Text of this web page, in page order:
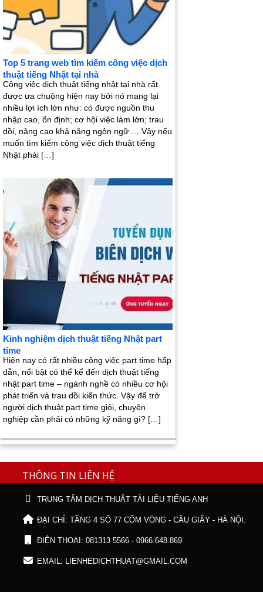
Top 5 trang web tìm kiếm công việc dịch
thuật tiếng Nhật tại nhà
Công việc dịch thuật tiếng nhật tại nhà rất
được ưa chuộng hiện nay bởi nó mang lại
nhiều lợi ích lớn như: có được nguồn thu
nhập cao, ổn định; cơ hội việc làm lớn; trau
dồi, nâng cao khả năng ngôn ngữ…..Vậy nếu
muốn tìm kiếm công việc dịch thuật tiếng
Nhật phải […]
Kinh nghiệm dịch thuật tiếng Nhật part
time
Hiện nay có rất nhiều công việc part time hấp
dẫn, nổi bật có thể kể đến dịch thuật tiếng
nhật part time – ngành nghề có nhiều cơ hội
phát triển và trau dồi kiến thức. Vậy để trở
người dịch thuật part time giỏi, chuyên
nghiệp cần phải có những kỹ năng gì? […]
THÔNG TIN LIÊN HỆ
TRUNG TÂM DỊCH THUẬT TÀI LIỆU TIẾNG ANH
ĐẠI CHỈ: TẦNG 4 SỐ 77 CỐM VÒNG - CẦU GIẤY - HÀ NỘI.
ĐIỆN THOẠI: 081313 5566 - 0966.648.869
EMAIL: LIENHEDICHTHUAT@GMAIL.COM